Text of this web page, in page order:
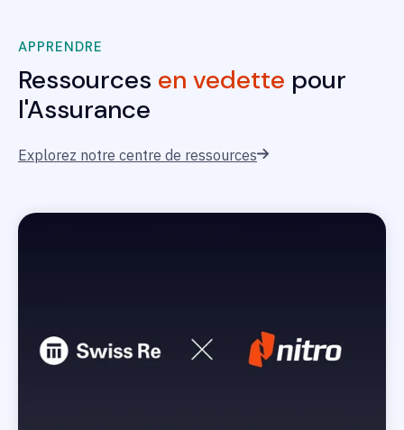
APPRENDRE
Ressources en vedette pour
l'Assurance
Explorez notre centre de ressources